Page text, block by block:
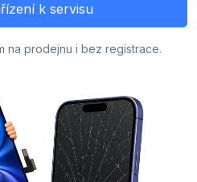
k servisu
na prodejnu i bez registrace.